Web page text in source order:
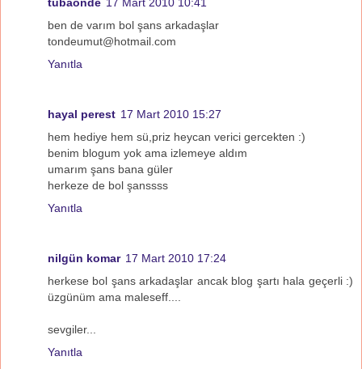
ben de varım bol şans arkadaşlar
tondeumut@hotmail.com
Yanıtla
hayal perest 17 Mart 2010 15:27
hem hediye hem sü,priz heycan verici gercekten :)
benim blogum yok ama izlemeye aldım
umarım şans bana güler
herkeze de bol şanssss
Yanıtla
nilgün komar 17 Mart 2010 17:24
herkese bol şans arkadaşlar ancak blog şartı hala geçerli :)
üzgünüm ama maleseff....
sevgiler...
Yanıtla